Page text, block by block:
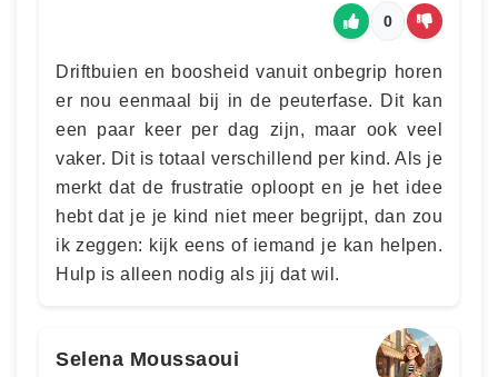
0
Driftbuien en boosheid vanuit onbegrip horen
er nou eenmaal bij in de peuterfase. Dit kan
een paar keer per dag zijn, maar ook veel
vaker. Dit is totaal verschillend per kind. Als je
merkt dat de frustratie oploopt en je het idee
hebt dat je je kind niet meer begrijpt, dan zou
ik zeggen: kijk eens of iemand je kan helpen.
Hulp is alleen nodig als jij dat wil.
Selena Moussaoui